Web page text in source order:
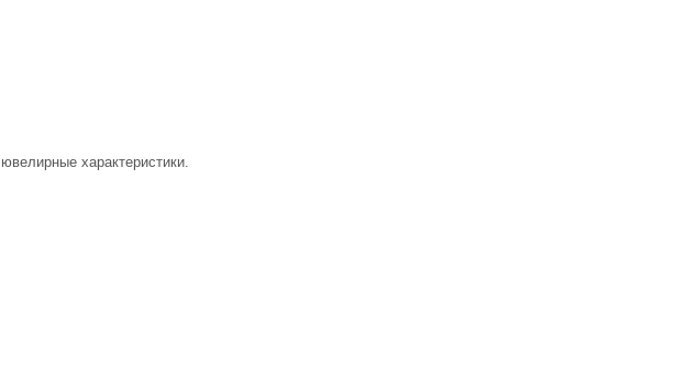
характеристики.